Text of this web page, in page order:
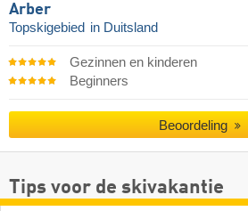
Arber
Topskigebied in Duitsland
Gezinnen en kinderen
Beginners
Beoordeling
Tips voor de skivakantie